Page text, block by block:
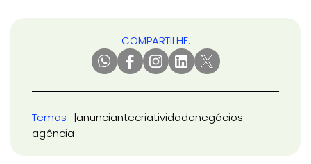
COMPARTILHE:
Temas anunciantecriatividadenegócios
agência